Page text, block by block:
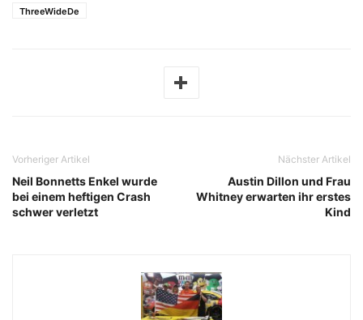
ThreeWideDe
Vorheriger Artikel
Neil Bonnetts Enkel wurde
bei einem heftigen Crash
schwer verletzt
Nächster Artikel
Austin Dillon und Frau
Whitney erwarten ihr erstes
Kind